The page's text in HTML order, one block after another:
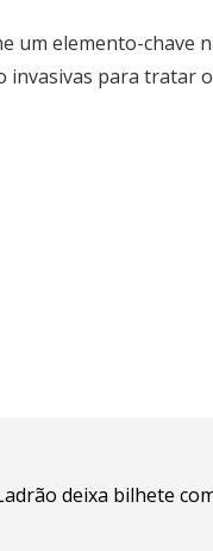
um elemento-chave
para tratar
deixa bilhete